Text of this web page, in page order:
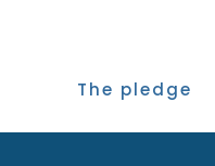
The pledge